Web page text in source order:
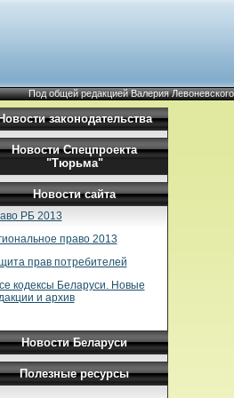
Под общей редакцией Валерия Левоневского
законодательства
Новости Спецпроекта
"Тюрьма"
Новости сайта
РБ 2013
право 2013
прав потребителей
кодексы Беларуси. Новые
и архив
Новости Беларуси
Полезные ресурсы